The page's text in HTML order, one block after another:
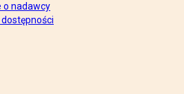
o nadawcy